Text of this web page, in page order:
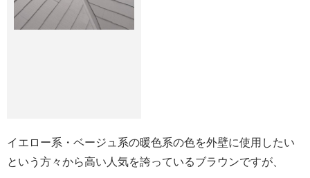
イエロー系・ベージュ系の暖色系の色を外壁に使用したい
という方々から高い人気を誇っているブラウンですが、